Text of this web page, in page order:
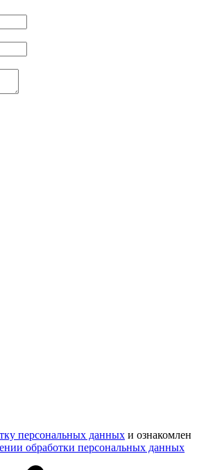
персональных данных и ознакомлен
обработки персональных данных